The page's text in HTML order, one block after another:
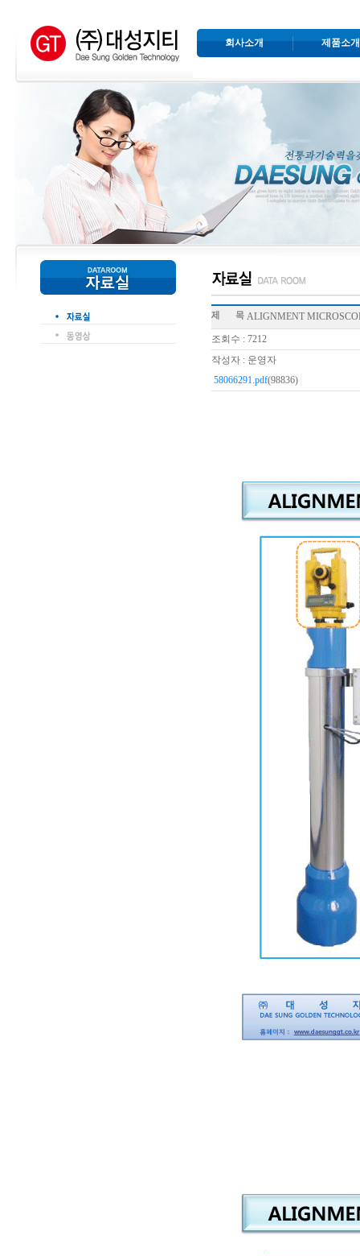
회사소개 제품소개
ALIGNMENT
조회수 : 7212
작성자 : 운영자
58066291.pdf(98836)